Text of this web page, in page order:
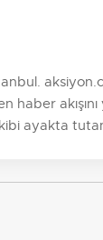
haber
ayakta